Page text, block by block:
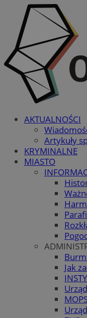
AKTUALNOŚCI
Artykuły
KRYMINALNE
MIASTO
Jak